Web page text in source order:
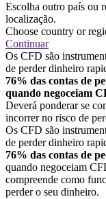
Escolha outro país ou
localização.
Choose country or
Continuar
Os CFD são
de perder dinheiro
76% das contas de
quando negoceiam
Deverá ponderar se
incorrer no risco de
Os CFD são
de perder dinheiro
76% das contas de
quando negoceiam
compreende como
perder o seu dinheiro.